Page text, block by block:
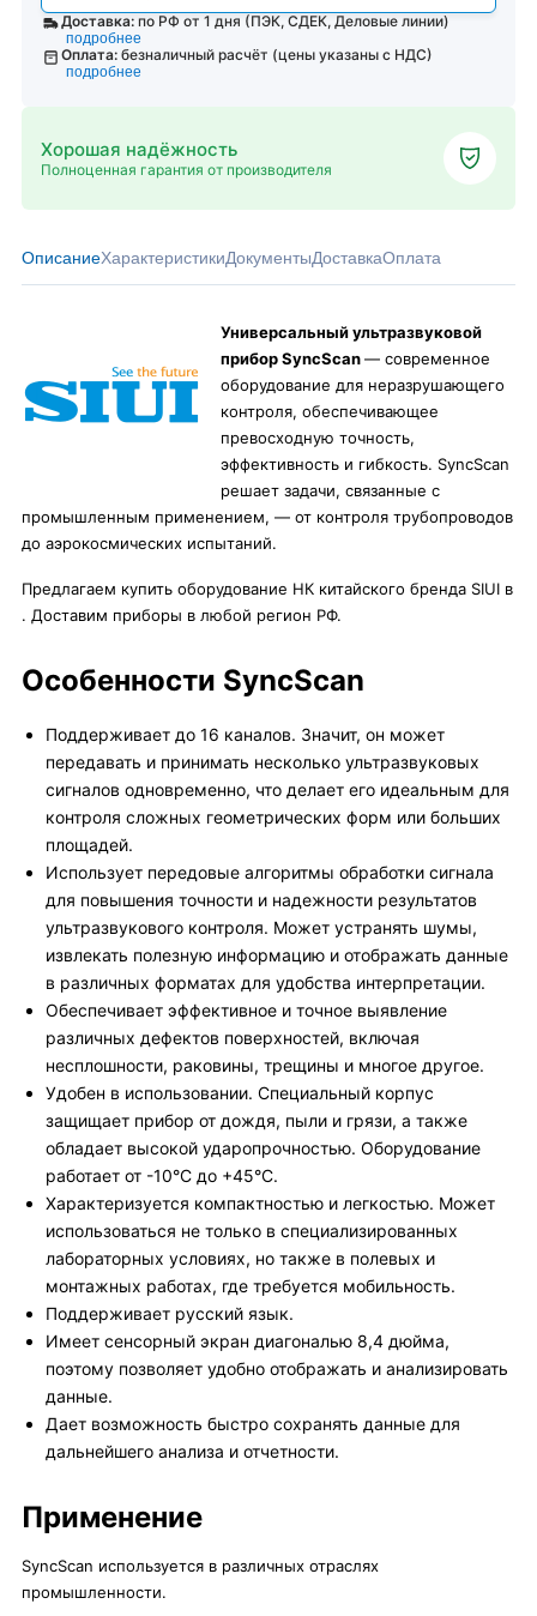
Доставка: по РФ от 1 дня (ПЭК, СДЕК, Деловые линии)
подробнее
Оплата: безналичный расчёт (цены указаны с НДС)
подробнее
Хорошая надёжность
Полноценная гарантия от производителя
ОписаниеХарактеристикиДокументыДоставкаОплата
Универсальный ультразвуковой
прибор SyncScan— современное
оборудование для неразрушающего
контроля, обеспечивающее
превосходную точность,
эффективность и гибкость. SyncScan
решает задачи, связанные с
промышленным применением, — от контроля трубопроводов
до аэрокосмических испытаний.
Предлагаем купить оборудование НК китайского бренда SIUI в
. Доставим приборы в любой регион РФ.
Особенности SyncScan
Поддерживает до 16 каналов. Значит, он может
передавать и принимать несколько ультразвуковых
сигналов одновременно, что делает его идеальным для
контроля сложных геометрических форм или больших
площадей.
Использует передовые алгоритмы обработки сигнала
для повышения точности и надежности результатов
ультразвукового контроля. Может устранять шумы,
извлекать полезную информацию и отображать данные
в различных форматах для удобства интерпретации.
Обеспечивает эффективное и точное выявление
различных дефектов поверхностей, включая
несплошности, раковины, трещины и многое другое.
Удобен в использовании. Специальный корпус
защищает прибор от дождя, пыли и грязи, а также
обладает высокой ударопрочностью. Оборудование
работает от -10°С до +45°С.
Характеризуется компактностью и легкостью. Может
использоваться не только в специализированных
лабораторных условиях, но также в полевых и
монтажных работах, где требуется мобильность.
Поддерживает русский язык.
Имеет сенсорный экран диагональю 8,4 дюйма,
поэтому позволяет удобно отображать и анализировать
данные.
Дает возможность быстро сохранять данные для
дальнейшего анализа и отчетности.
Применение
SyncScan используется в различных отраслях
промышленности.